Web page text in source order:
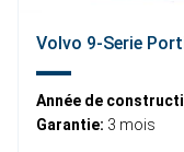
Volvo 9-Serie
Année de
Garantie: 3 mois